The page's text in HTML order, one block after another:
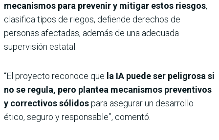
mecanismos para prevenir y mitigar estos riesgos,
clasifica tipos de riegos, defiende derechos de
personas afectadas, además de una adecuada
supervisión estatal.
“El proyecto reconoce que la IA puede ser peligrosa si
no se regula, pero plantea mecanismos preventivos
y correctivos sólidospara asegurar un desarrollo
ético, seguro y responsable”, comentó.